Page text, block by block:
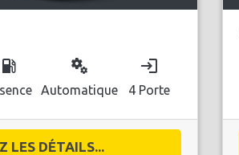
local_gas_station miscellaneous_services
Automatique
login
4 Porte
LES DÉTAILS...